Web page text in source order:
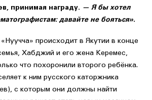
принимая награду. — Я бы хотел
давайте не бояться».
происходит в Якутии в конце
Хабджий и его жена Керемес,
что похоронили второго ребёнка.
к ним русского каторжника
с которым они должны найти